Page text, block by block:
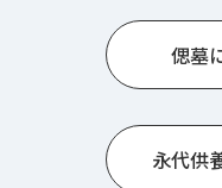
偲墓
永代供